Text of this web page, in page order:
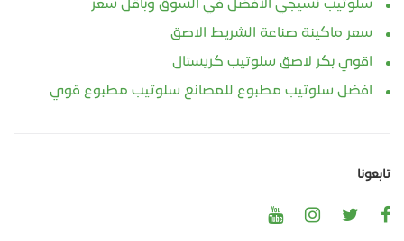
سلوتيب نسيجي الافضل في السوق وبأقل سعر
سعر ماكينة صناعة الشريط الاصق
اقوي بكر لاصق سلوتيب كريستال
افضل سلوتيب مطبوع للمصانع سلوتيب مطبوع قوي
تابعونا